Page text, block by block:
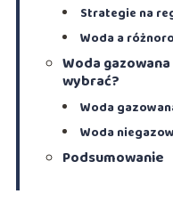
Strategie na
Woda a
Woda
wybrać?
Woda
Woda
Podsumowanie